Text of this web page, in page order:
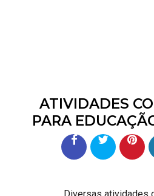
ATIVIDADES
PARA
Diversas atividades